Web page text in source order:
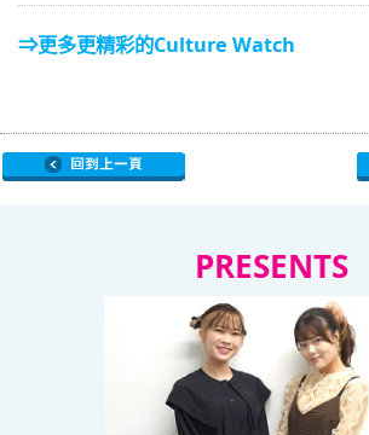
⇒更多更精彩的Culture Watch
PRESENTS